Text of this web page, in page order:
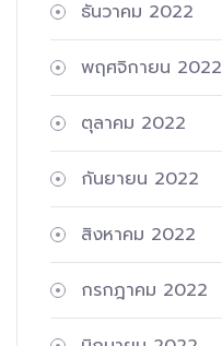
ธันวาคม 2022
พฤศจิกายน 2022
ตุลาคม 2022
กันยายน 2022
สิงหาคม 2022
กรกฎาคม 2022